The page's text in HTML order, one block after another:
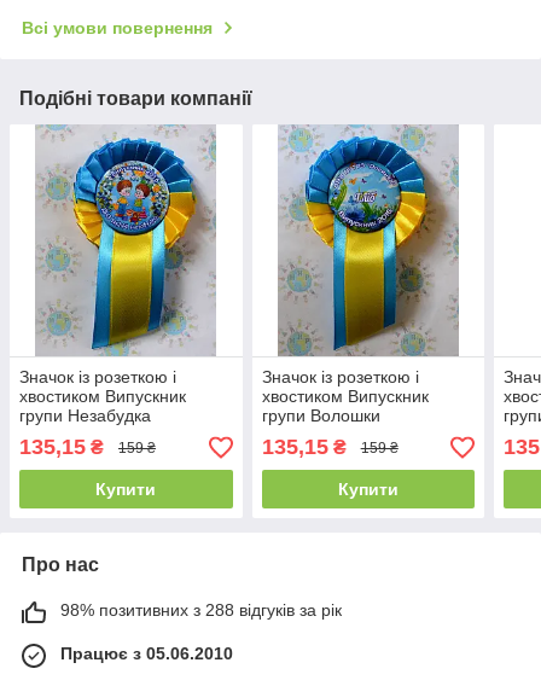
Всі умови повернення
Подібні товари компанії
Значок із розеткою і
хвостиком Випускник
групи Незабудка
135,15 ₴ 159 ₴
Купити
Значок із розеткою і
хвостиком Випускник
групи Волошки
135,15₴ 159 ₴
Купити
Про нас
98% позитивних з 288 відгуків за рік
Працює з 05.06.2010